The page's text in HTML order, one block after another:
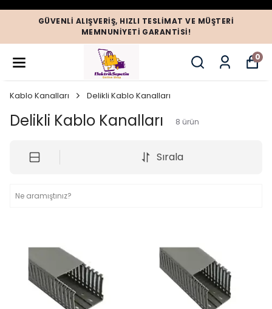
GÜVENLI ALIŞVERIŞ, HIZLI TESLIMAT VE MÜŞTERI
MEMNUNIYETI GARANTISI!
0
Kablo Kanalları Delikli Kablo Kanalları
Delikli Kablo Kanalları 8 ürün
Sırala